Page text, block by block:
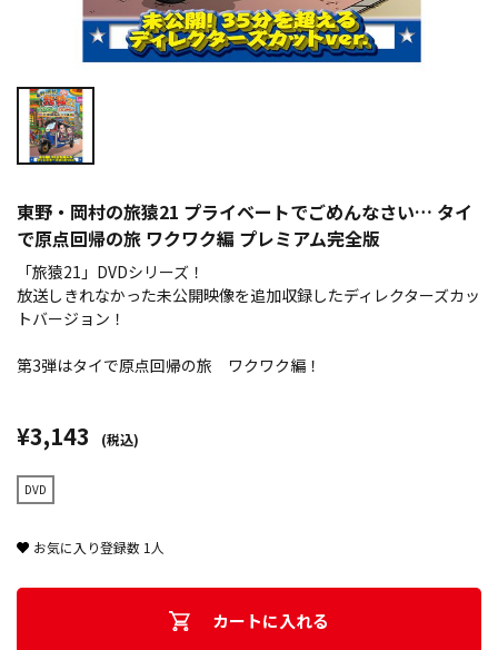
東野・岡村の旅猿21 プライベートでごめんなさい… タイ
で原点回帰の旅 ワクワク編 プレミアム完全版
「旅猿21」DVDシリーズ！
放送しきれなかった未公開映像を追加収録したディレクターズカッ
トバージョン！
第3弾はタイで原点回帰の旅 ワクワク編！
¥3,143 (税込)
DVD
お気に入り登録数 1 人
カートに入れる